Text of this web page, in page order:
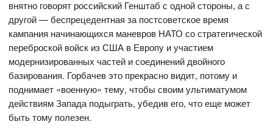
внятно говорят российский Генштаб с одной стороны, а с
другой — беспрецедентная за постсоветское время
кампания начинающихся маневров НАТО со стратегической
переброской войск из США в Европу и участием
модернизированных частей и соединений двойного
базирования. Горбачев это прекрасно видит, потому и
поднимает «военную» тему, чтобы своим ультиматумом
действиям Запада подыграть, убедив его, что еще может
быть тому полезен.